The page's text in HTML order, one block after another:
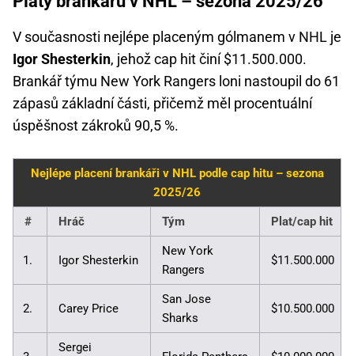
V současnosti nejlépe placeným gólmanem v NHL je
Igor Shesterkin, jehož cap hit činí $11.500.000.
Brankář týmu New York Rangers loni nastoupil do 61
zápasů základní části, přičemž měl procentuální
úspěšnost zákroků 90,5 %.
Nejlépe placení brankáři v NHL podle cap hitu – sezona
2025/26
# Hráč Tým Plat/cap hit
1. Igor Shesterkin
New York
Rangers
$11.500.000
2. Carey Price
San Jose
Sharks
$10.500.000
Sergei